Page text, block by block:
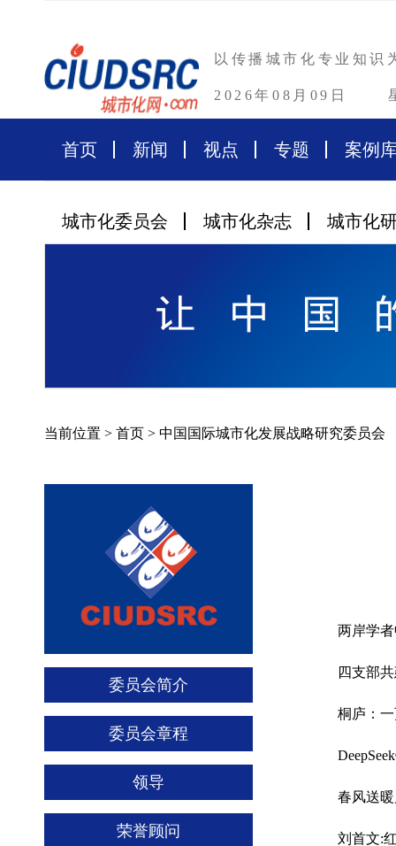
以传播城市化专业知识
2026年08月09日
首页 新闻 视点 专题 案例
城市化委员会 城市化杂志 城市化
当前位置 > 首页 > 中国国际城市化发展战略研究委员会
委员会简介
委员会章程
领导
荣誉顾问
两岸学
桐庐：